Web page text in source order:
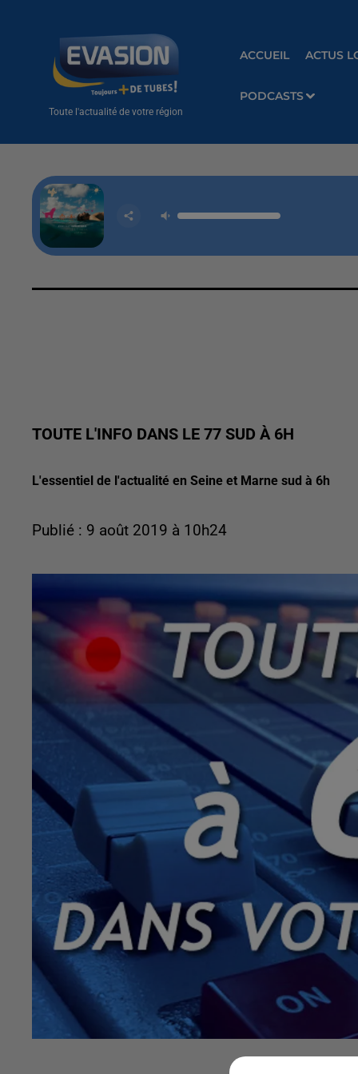
Toute l'actualité de votre région
ACCUEIL ACTUS
PODCASTS
TOUTE L'INFO DANS LE 77 SUD À 6H
L'essentiel de l'actualité en Seine et Marne sud à 6h
Publié : 9 août 2019 à 10h24